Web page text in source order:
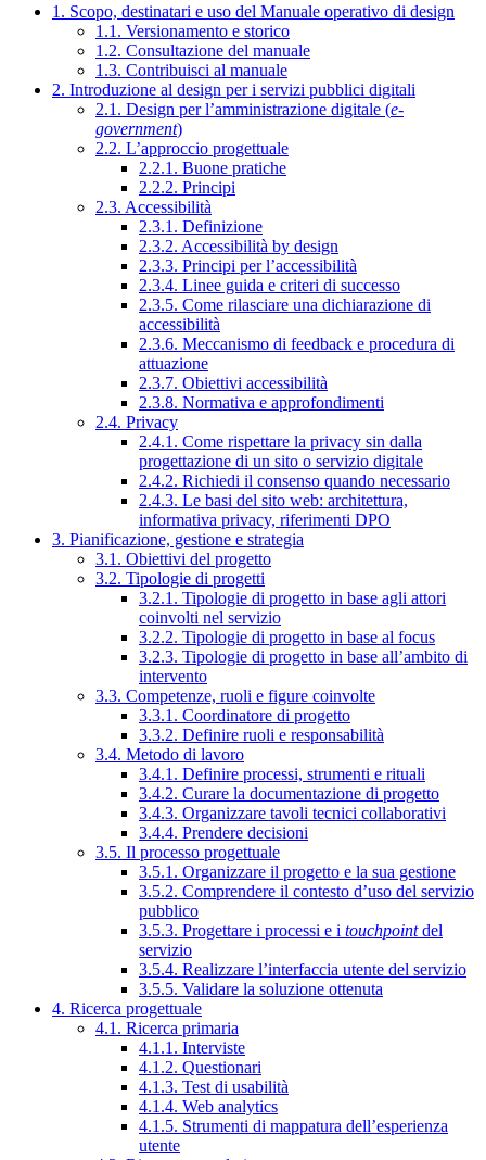
1. Scopo, destinatari e uso del Manuale operativo di design
1.1. Versionamento e storico
1.2. Consultazione del manuale
1.3. Contribuisci al manuale
2. Introduzione al design per i servizi pubblici digitali
2.1. Design per l’amministrazione digitale (e-
government)
2.2. L’approccio progettuale
2.2.1. Buone pratiche
2.2.2. Principi
2.3. Accessibilità
2.3.1. Definizione
2.3.2. Accessibilità by design
2.3.3. Principi per l’accessibilità
2.3.4. Linee guida e criteri di successo
2.3.5. Come rilasciare una dichiarazione di
accessibilità
2.3.6. Meccanismo di feedback e procedura di
attuazione
2.3.7. Obiettivi accessibilità
2.3.8. Normativa e approfondimenti
2.4. Privacy
2.4.1. Come rispettare la privacy sin dalla
progettazione di un sito o servizio digitale
2.4.2. Richiedi il consenso quando necessario
2.4.3. Le basi del sito web: architettura,
informativa privacy, riferimenti DPO
3. Pianificazione, gestione e strategia
3.1. Obiettivi del progetto
3.2. Tipologie di progetti
3.2.1. Tipologie di progetto in base agli attori
coinvolti nel servizio
3.2.2. Tipologie di progetto in base al focus
3.2.3. Tipologie di progetto in base all’ambito di
intervento
3.3. Competenze, ruoli e figure coinvolte
3.3.1. Coordinatore di progetto
3.3.2. Definire ruoli e responsabilità
3.4. Metodo di lavoro
3.4.1. Definire processi, strumenti e rituali
3.4.2. Curare la documentazione di progetto
3.4.3. Organizzare tavoli tecnici collaborativi
3.4.4. Prendere decisioni
3.5. Il processo progettuale
3.5.1. Organizzare il progetto e la sua gestione
3.5.2. Comprendere il contesto d’uso del servizio
pubblico
3.5.3. Progettare i processi e i touchpointdel
servizio
3.5.4. Realizzare l’interfaccia utente del servizio
3.5.5. Validare la soluzione ottenuta
4. Ricerca progettuale
4.1. Ricerca primaria
4.1.1. Interviste
4.1.2. Questionari
4.1.3. Test di usabilità
4.1.4. Web analytics
4.1.5. Strumenti di mappatura dell’esperienza
utente